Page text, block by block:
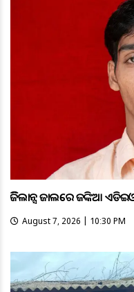
ଭିଜିଲାନ୍ସ ଜାଲରେ ଜଙ୍କିଆ
August 7, 2026 | 10:30 PM